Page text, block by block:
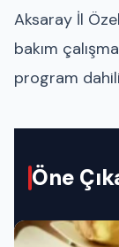
Aksaray İl
bakım
program
Öne